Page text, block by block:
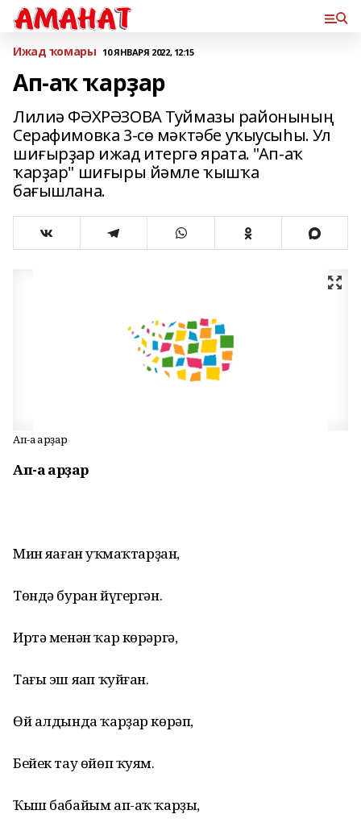
Ижад ҡомары 10 ЯНВАРЯ 2022, 12:15
Ап-аҡ ҡарҙар
Лилиә ФӘХРӘЗОВА Туймазы районының
Серафимовка 3-сө мәктәбе уҡыусыһы. Ул
шиғырҙар ижад итергә ярата. "Ап-аҡ
ҡарҙар" шиғыры йәмле ҡышҡа
бағышлана.
Ап-аҡ ҡарҙар
Ап-аҡ ҡарҙар
Мин яһаған һуҡмаҡтарҙан,
Төндә буран йүгергән.
Иртә менән ҡар көрәргә,
Тағы эш яһап ҡуйған.
Өй алдында ҡарҙар көрәп,
Бейек тау өйөп ҡуям.
Ҡыш бабайым ап-аҡ ҡарҙы,